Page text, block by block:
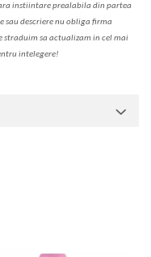
ra instiintare prealabila din partea
sau descriere nu obliga firma
straduim sa actualizam in cel mai
intelegere!